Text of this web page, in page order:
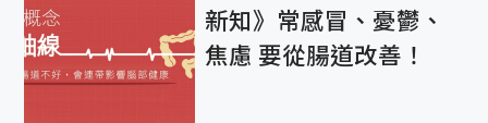
新知》常感冒、憂鬱、
焦慮 要從腸道改善！